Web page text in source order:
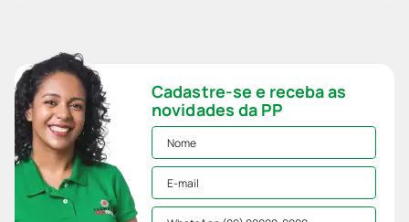
Cadastre-se e receba as
novidades da PP